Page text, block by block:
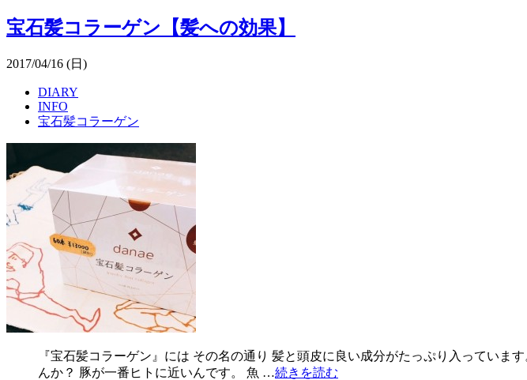
宝石髪コラーゲン【髪への効果】
2017/04/16 (日)
DIARY
INFO
宝石髪コラーゲン
『宝石髪コラーゲン』には その名の通り 髪と頭皮に良い成分がたっぷり入ってい
んか？ 豚が一番ヒトに近いんです。 魚 …続きを読む